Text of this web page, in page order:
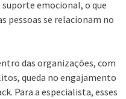
emocional, o que
pessoas se relacionam no
das organizações, com
queda no engajamento
Para a especialista, esses